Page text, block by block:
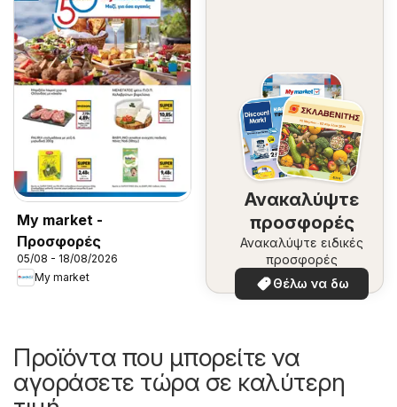
My market -
Προσφορές
05/08 - 18/08/2026
My market
Ανακαλύψτε
προσφορές
Ανακαλύψτε ειδικές
προσφορές
Θέλω να δω
Προϊόντα που μπορείτε να
αγοράσετε τώρα σε καλύτερη